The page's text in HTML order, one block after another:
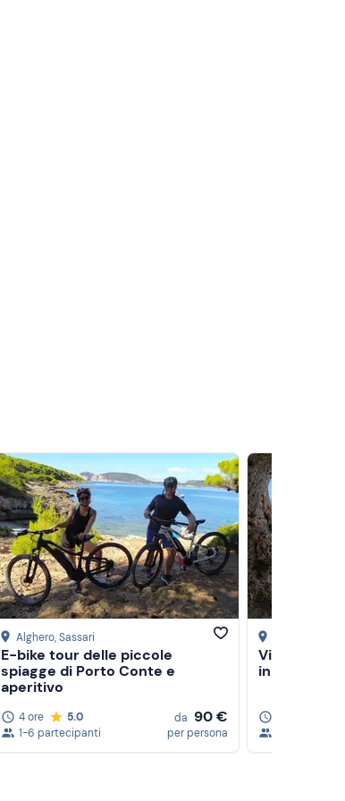
Alghero, Sassari
E-bike tour delle piccole
spiagge di Porto Conte e
aperitivo
4 ore
5.0
1-6 partecipanti
da 90 €
per persona
Via Ferrata
in provincia